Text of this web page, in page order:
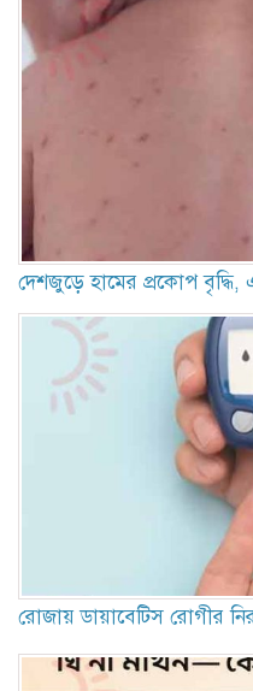
দেশজুড়ে হামের প্রকোপ
রোজায় ডায়াবেটিস রোগীর